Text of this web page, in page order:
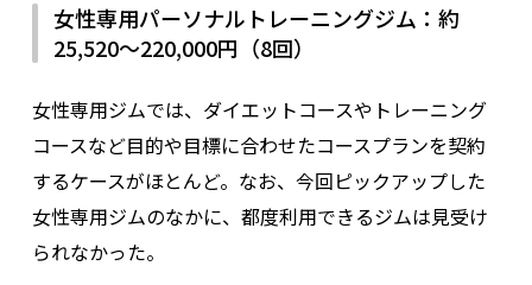
女性専用パーソナルトレーニングジム：約
25,520〜220,000円（8回）
女性専用ジムでは、ダイエットコースやトレーニング
コースなど目的や目標に合わせたコースプランを契約
するケースがほとんど。なお、今回ピックアップした
女性専用ジムのなかに、都度利用できるジムは見受け
られなかった。